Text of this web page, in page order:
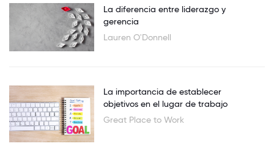
La diferencia entre liderazgo y
gerencia
Lauren O'Donnell
La importancia de establecer
objetivos en el lugar de trabajo
Great Place to Work